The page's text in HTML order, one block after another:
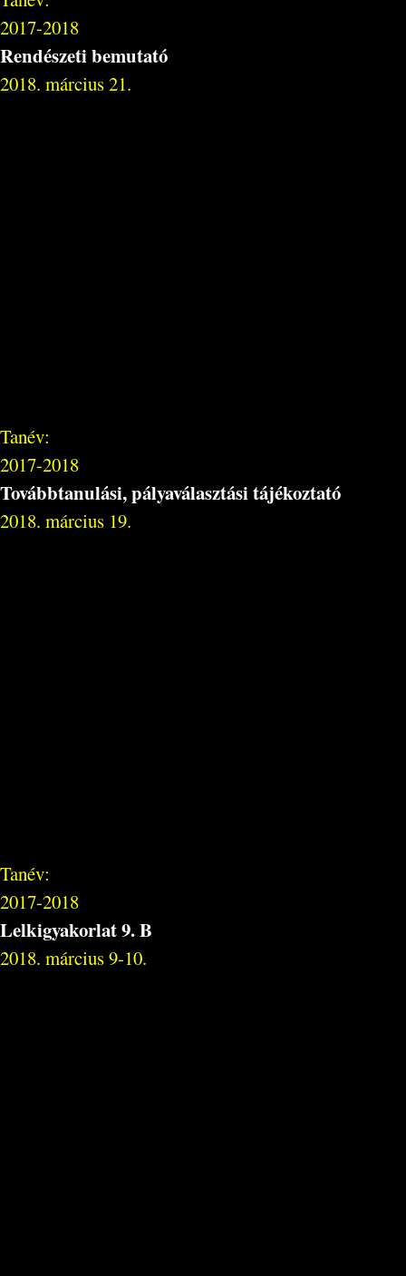
2017-2018
Rendészeti bemutató
2018. március 21.
Tanév:
2017-2018
Továbbtanulási, pályaválasztási tájékoztató
2018. március 19.
Tanév:
2017-2018
Lelkigyakorlat 9. B
2018. március 9-10.